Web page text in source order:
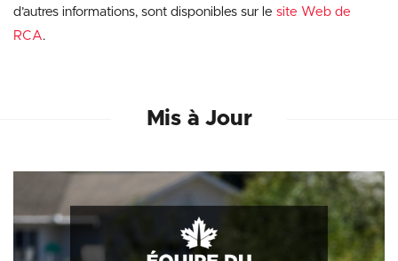
d’autres informations, sont disponibles sur le site Web de
RCA.
Mis à Jour